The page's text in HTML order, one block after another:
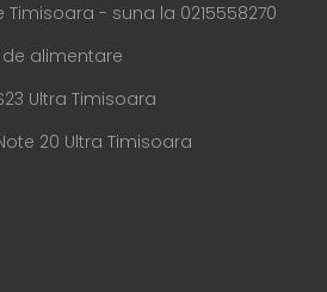
Timisoara - suna la 0215558270
alimentare
Ultra Timisoara
20 Ultra Timisoara